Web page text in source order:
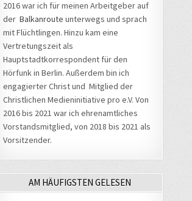
2016 war ich für meinen Arbeitgeber auf
der Balkanroute unterwegs und sprach
mit Flüchtlingen. Hinzu kam eine
Vertretungszeit als
Hauptstadtkorrespondent für den
Hörfunk in Berlin. Außerdem bin ich
engagierter Christ und Mitglied der
Christlichen Medieninitiative pro e.V. Von
2016 bis 2021 war ich ehrenamtliches
Vorstandsmitglied, von 2018 bis 2021 als
Vorsitzender.
AM HÄUFIGSTEN GELESEN